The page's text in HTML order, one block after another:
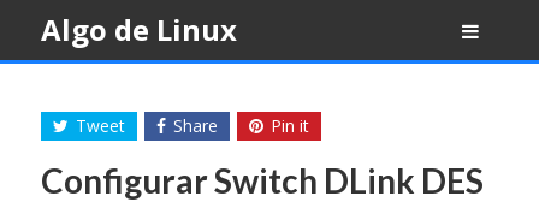
content
Algo de Linux
Tweet Share Pin it
Configurar Switch DLink DES